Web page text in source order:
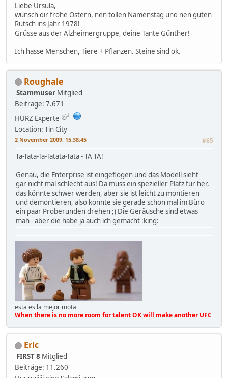
Liebe Ursula,
wünsch dir frohe Ostern, nen tollen Namenstag und nen guten
Rutsch ins Jahr 1978!
Grüsse aus der Alzheimergruppe, deine Tante Günther!
Ich hasse Menschen, Tiere + Pflanzen. Steine sind ok.
Roughale
Stammuser Mitglied
Beiträge: 7.671
HURZ Experte
Location: Tin City
2 November 2009, 15:38:45 #65
Ta-Tata-Ta-Tatata-Tata - TA TA!
Genau, die Enterprise ist eingeflogen und das Modell sieht
gar nicht mal schlecht aus! Da muss ein spezieller Platz für her,
das könnte schwer werden, aber sie ist leicht zu montieren
und demontieren, also konnte sie gerade schon mal im Büro
ein paar Proberunden drehen ;) Die Geräusche sind etwas
mäh - aber die habe ja auch ich gemacht :king:
esta es la mejor mota
When there is no more room for talent OK will make another UFC
Eric
FIRST 8 Mitglied
Beiträge: 11.260